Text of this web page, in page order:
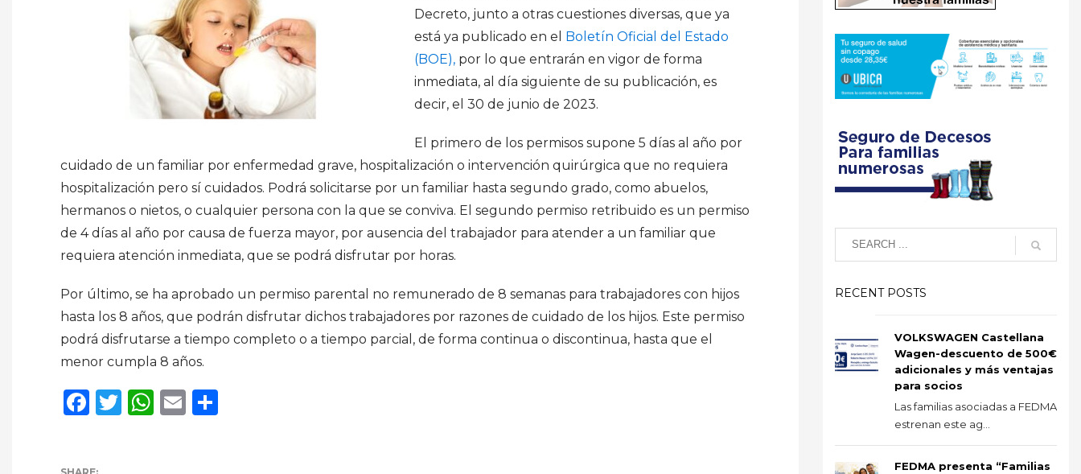
Decreto, junto a otras cuestiones diversas, que ya
está ya publicado en el Boletín Oficial del Estado
(BOE), por lo que entrarán en vigor de forma
inmediata, al día siguiente de su publicación, es
decir, el 30 de junio de 2023.
El primero de los permisos supone 5 días al año por
cuidado de un familiar por enfermedad grave, hospitalización o intervención quirúrgica que no requiera
hospitalización pero sí cuidados. Podrá solicitarse por un familiar hasta segundo grado, como abuelos,
hermanos o nietos, o cualquier persona con la que se conviva. El segundo permiso retribuido es un permiso
de 4 días al año por causa de fuerza mayor, por ausencia del trabajador para atender a un familiar que
requiera atención inmediata, que se podrá disfrutar por horas.
Por último, se ha aprobado un permiso parental no remunerado de 8 semanas para trabajadores con hijos
hasta los 8 años, que podrán disfrutar dichos trabajadores por razones de cuidado de los hijos. Este permiso
podrá disfrutarse a tiempo completo o a tiempo parcial, de forma continua o discontinua, hasta que el
menor cumpla 8 años.
Facebook
Twitter
WhatsApp
Email
RECENT POSTS
VOLKSWAGEN Castellana
Wagen-descuento de 500€
adicionales y más ventajas
para socios
Las familias asociadas a FEDMA
estrenan este ag...
FEDMA presenta “Familias